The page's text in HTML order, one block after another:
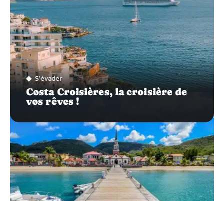
S'évader
Costa Croisières, la croisière de
vos rêves !